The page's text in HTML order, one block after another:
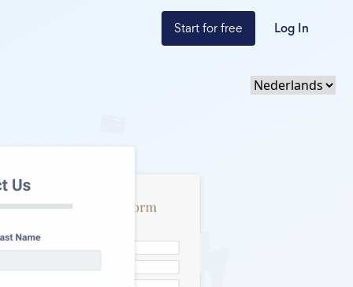
Start for free Log In